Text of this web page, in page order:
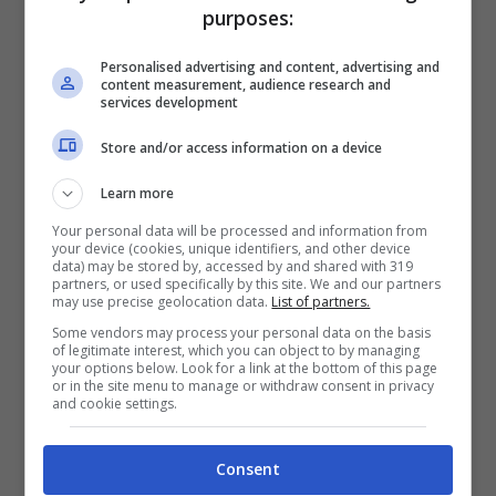
fine alle speculazioni che circolavano negli
guidare il governo della Spagna”, ha
dichiarato Sanchez, confermando il suo
impegno a rimanere al vertice del paese in
un momento cruciale per la politica
spagnola. Questa decisione arriva dopo
settimane di intense speculazioni sulla
stabilità del governo, alimentate da
tensioni interne e pressioni esterne. La
dichiarazione di Sanchez getta finalmente
luce sul futuro immediato della Spagna,
anche se resta da vedere come questa
purposes:
Personalised advertising and content, advertising and
content measurement, audience research and
services development
Store and/or access information on a device
Learn more
Your personal data will be processed and information from
your device (cookies, unique identifiers, and other device
data) may be stored by, accessed by and shared with 319
partners, or used specifically by this site. We and our partners
may use precise geolocation data. List of partners.
Some vendors may process your personal data on the basis
of legitimate interest, which you can object to by managing
your options below. Look for a link at the bottom of this page
or in the site menu to manage or withdraw consent in privacy
and cookie settings.
Consent